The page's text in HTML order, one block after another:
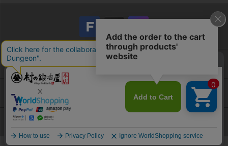
会社概要
お問い合わせ
特定商取引法に基づく表示